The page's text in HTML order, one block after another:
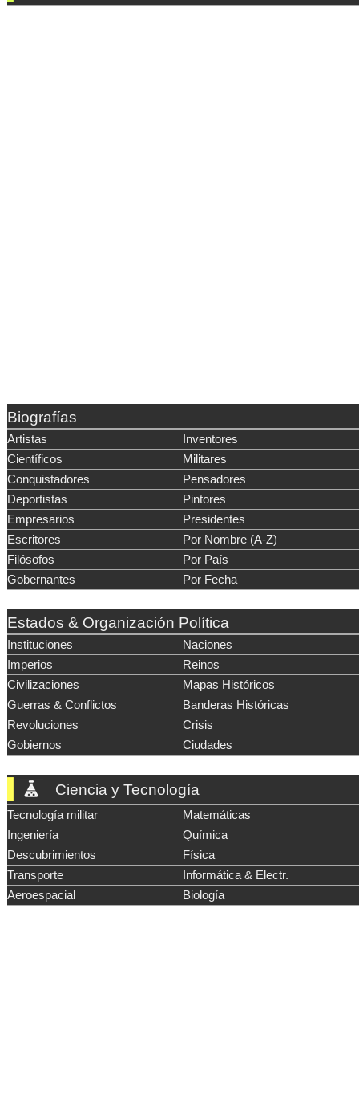
Biografías
Artistas
Inventores
Científicos
Militares
Conquistadores
Pensadores
Deportistas
Pintores
Empresarios
Presidentes
Escritores
Por Nombre (A-Z)
Filósofos
Por País
Gobernantes
Por Fecha
Estados & Organización Política
Instituciones
Naciones
Imperios
Reinos
Civilizaciones
Mapas Históricos
Guerras & Conflictos
Banderas Históricas
Revoluciones
Crisis
Gobiernos
Ciudades
Ciencia y Tecnología
Tecnología militar
Matemáticas
Ingeniería
Química
Descubrimientos
Física
Transporte
Informática & Electr.
Aeroespacial
Biología